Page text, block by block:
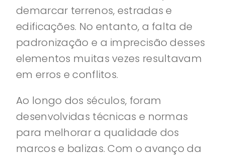
demarcar terrenos, estradas e
edificações. No entanto, a falta de
padronização e a imprecisão desses
elementos muitas vezes resultavam
em erros e conflitos.
Ao longo dos séculos, foram
desenvolvidas técnicas e normas
para melhorar a qualidade dos
marcos e balizas. Com o avanço da